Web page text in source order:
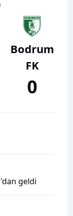
Bodrum
FK
0
geldi